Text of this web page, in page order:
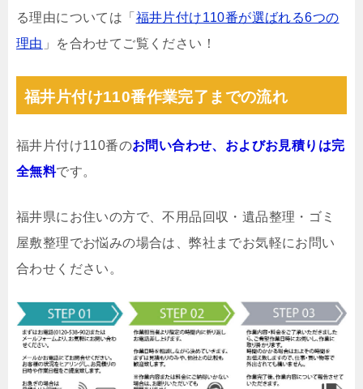
る理由については「 福井片付け110番が選ばれる6つの
理由 」を合わせてご覧ください！
福井片付け110番作業完了までの流れ
福井片付け110番のお問い合わせ、およびお見積りは完
全無料です。
福井県にお住いの方で、不用品回収・遺品整理・ゴミ
屋敷整理でお悩みの場合は、弊社までお気軽にお問い
合わせください。